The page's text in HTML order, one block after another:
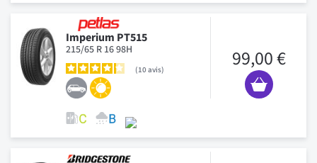
Imperium PT515
215/65 R 16 98H
10avis 99,00 €